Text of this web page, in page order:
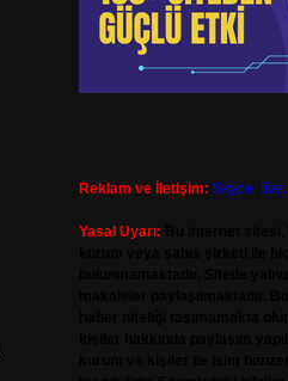
Reklam ve İletişim: Skype:
Yasal Uyarı: